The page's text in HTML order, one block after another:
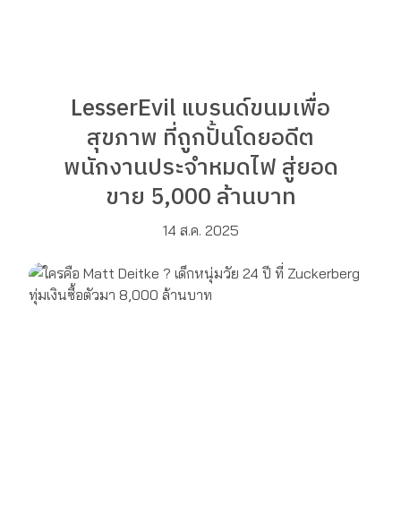
LesserEvil แบรนด์ขนมเพื่อ
สุขภาพ ที่ถูกปั้นโดยอดีต
พนักงานประจำหมดไฟ สู่ยอด
ขาย 5,000 ล้านบาท
14 ส.ค. 2025